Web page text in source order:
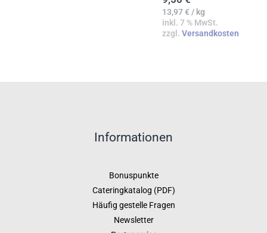
13,97€/ kg
inkl. 7 % MwSt.
zzgl. Versandkosten
Informationen
Bonuspunkte
Cateringkatalog (PDF)
Häufig gestelle Fragen
Newsletter